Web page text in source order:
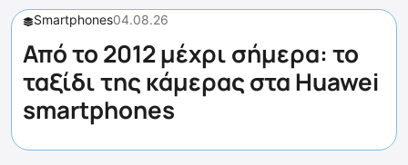
Smartphones04.08.26
Από το 2012 μέχρι σήμερα: το
ταξίδι της κάμερας στα Huawei
smartphones